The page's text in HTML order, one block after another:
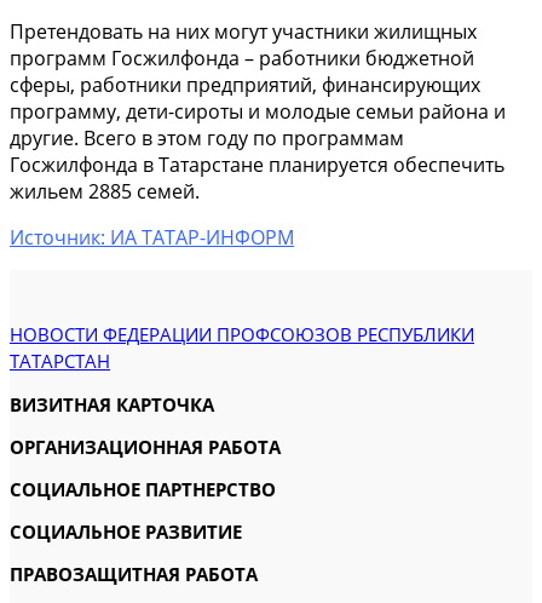
Претендовать на них могут участники жилищных
программ Госжилфонда – работники бюджетной
сферы, работники предприятий, финансирующих
программу, дети-сироты и молодые семьи района и
другие. Всего в этом году по программам
Госжилфонда в Татарстане планируется обеспечить
жильем 2885 семей.
Источник: ИА ТАТАР-ИНФОРМ
НОВОСТИ ФЕДЕРАЦИИ ПРОФСОЮЗОВ РЕСПУБЛИКИ
ТАТАРСТАН
ВИЗИТНАЯ КАРТОЧКА
ОРГАНИЗАЦИОННАЯ РАБОТА
СОЦИАЛЬНОЕ ПАРТНЕРСТВО
СОЦИАЛЬНОЕ РАЗВИТИЕ
ПРАВОЗАЩИТНАЯ РАБОТА